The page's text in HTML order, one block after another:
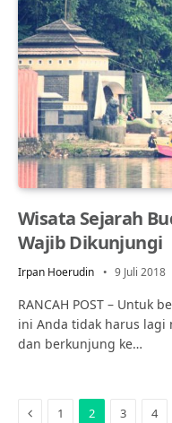
Wisata Sejarah
Wajib Dikunjungi
Irpan Hoerudin 9 Juli 2018
RANCAH POST – Untuk
ini Anda tidak harus lagi
dan berkunjung ke…
Previous
1 2 3 4